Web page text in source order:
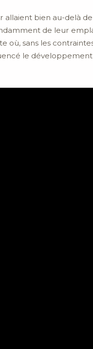
bien au-delà
de leur
où, sans les
le